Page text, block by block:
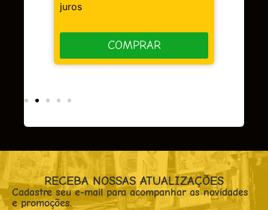
juros
COMPRAR
RECEBA NOSSAS ATUALIZAÇÕES
Cadastre seu e-mail para acompanhar as novidades
e promoções.